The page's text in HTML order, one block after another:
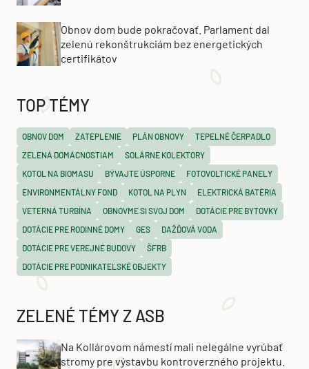
Obnov dom bude pokračovať. Parlament dal
zelenú rekonštrukciám bez energetických
certifikátov
TOP TÉMY
OBNOV DOM ZATEPLENIE PLÁN OBNOVY
TEPELNÉ ČERPADLO
ZELENÁ DOMÁCNOSTIAM
SOLÁRNE KOLEKTORY
KOTOL NA BIOMASU
BÝVAJTE ÚSPORNE
FOTOVOLTICKÉ PANELY
ENVIRONMENTÁLNY FOND
KOTOL NA PLYN
ELEKTRICKÁ BATÉRIA
VETERNÁ TURBÍNA
OBNOVME SI SVOJ DOM
DOTÁCIE PRE BYTOVKY
DOTÁCIE PRE RODINNÉ DOMY
GES
DAŽĎOVÁ VODA
DOTÁCIE PRE VEREJNÉ BUDOVY
ŠFRB
DOTÁCIE PRE PODNIKATEĽSKÉ OBJEKTY
ZELENÉ TÉMY Z ASB
Na Kollárovom námestí mali nelegálne vyrúbať
stromy pre výstavbu kontroverzného projektu.